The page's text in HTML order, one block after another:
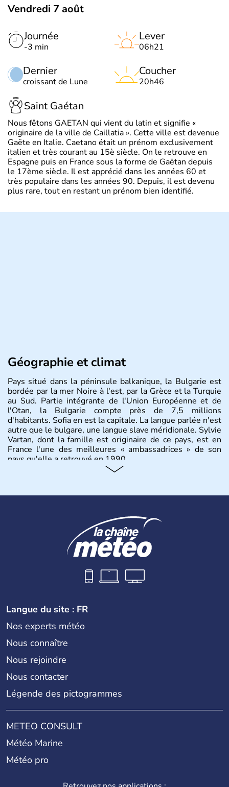
Vendredi 7 août
Journée
-3 min
Dernier
croissant de Lune
Lever
06h21
Coucher
20h46
Saint Gaétan
Nous fêtons GAETAN qui vient du latin et signifie «
originaire de la ville de Caillatia ». Cette ville est devenue
Gaëte en Italie. Caetano était un prénom exclusivement
italien et très courant au 15è siècle. On le retrouve en
Espagne puis en France sous la forme de Gaëtan depuis
le 17ème siècle. Il est apprécié dans les années 60 et
très populaire dans les années 90. Depuis, il est devenu
plus rare, tout en restant un prénom bien identifié.
Géographie et climat
Pays situé dans la péninsule balkanique, la Bulgarie est
bordée par la mer Noire à l'est, par la Grèce et la Turquie
au Sud. Partie intégrante de l'Union Européenne et de
l'Otan, la Bulgarie compte près de 7,5 millions
d'habitants. Sofia en est la capitale. La langue parlée n'est
autre que le bulgare, une langue slave méridionale. Sylvie
Vartan, dont la famille est originaire de ce pays, est en
France l'une des meilleures « ambassadrices » de son
pays qu'elle a retrouvé en 1990.
Pays situé dans la péninsule balkanique, laBulgarieest
au Sud. Très puissant au Moyen-Âge, c’est aujourd’hui
une république parlementaire démocratique. La principale
caractéristique de la
Bulgarieest sa division en bandes de
montagnes et de plaines orientées est-ouest.
Langue du site : FR
Nos experts météo
Nous connaître
Nous rejoindre
Nous contacter
Légende des pictogrammes
METEO CONSULT
Météo Marine
Météo pro